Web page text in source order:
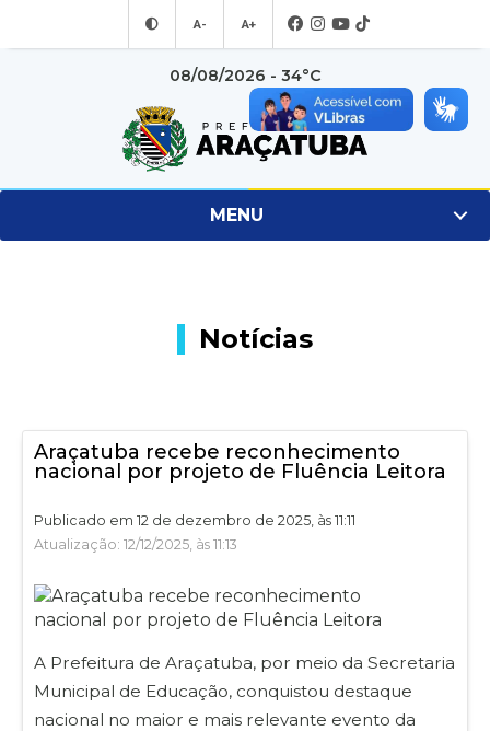
A- A+
08/08/2026 - 34°C
MENU
Notícias
Araçatuba recebe reconhecimento
nacional por projeto de Fluência Leitora
Publicado em 12 de dezembro de 2025, às 11:11
Atualização: 12/12/2025, às 11:13
A Prefeitura de Araçatuba, por meio da Secretaria
Municipal de Educação, conquistou destaque
nacional no maior e mais relevante evento da